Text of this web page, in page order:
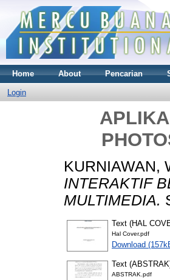
Home About Pencarian
Login
KURNIAWAN,
INTERAKTIF
MULTIMEDIA.
Text (HAL
Hal Cover.pdf
Download
Text
ABSTRAK.pdf